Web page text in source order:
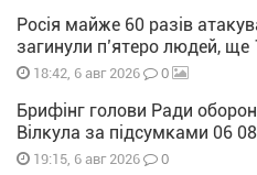
Росія майже 60 разів
загинули п’ятеро людей, ще
18:42, 6 авг 2026 0
Брифінг голови Ради
Вілкула за підсумками 06
19:15, 6 авг 2026 0